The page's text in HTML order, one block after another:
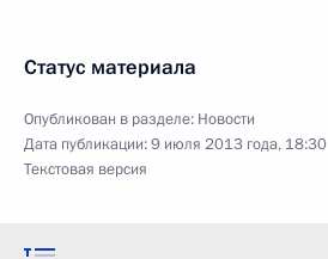
Статус материала
Опубликован в разделе: Новости
Дата публикации:9 июля 2013 года, 18:30
Текстовая версия